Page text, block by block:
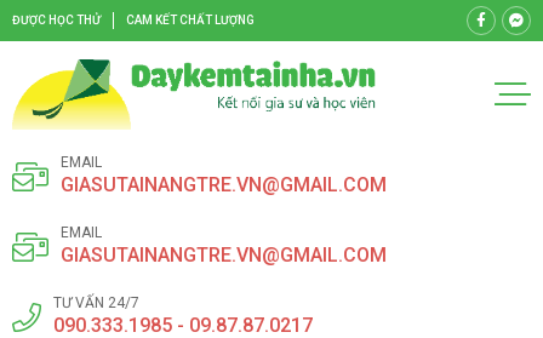
ĐƯỢC HỌC THỬ CAM KẾT CHẤT LƯỢNG
EMAIL
GIASUTAINANGTRE.VN@GMAIL.COM
EMAIL
GIASUTAINANGTRE.VN@GMAIL.COM
TƯ VẤN 24/7
090.333.1985 - 09.87.87.0217